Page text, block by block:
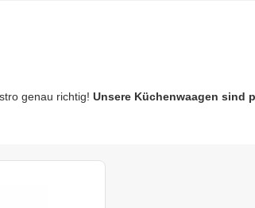
genau richtig! Unsere Küchenwaagen sind